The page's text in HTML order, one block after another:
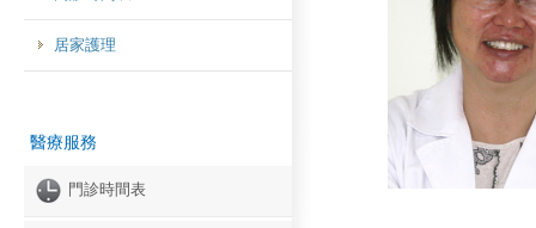
居家護理
醫療服務
門診時間表